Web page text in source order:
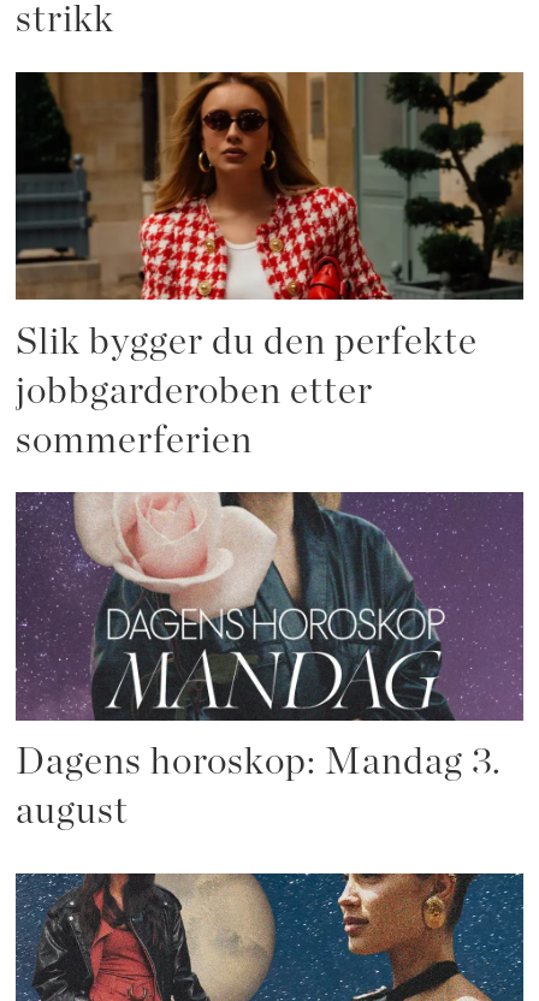
strikk
Slik bygger du den perfekte
jobbgarderoben etter
sommerferien
Dagens horoskop: Mandag 3.
august